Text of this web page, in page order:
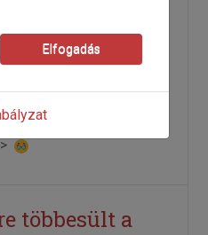
2020
Béla
többesült a
Elfogadás